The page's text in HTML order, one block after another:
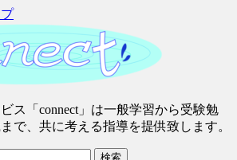
ス「connect」は一般学習から受験勉
で、共に考える指導を提供致します。
検索